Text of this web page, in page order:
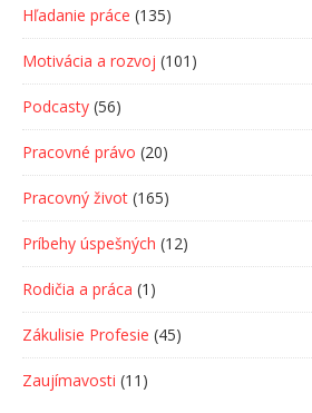
Hľadanie práce (135)
Motivácia a rozvoj (101)
Podcasty (56)
Pracovné právo (20)
Pracovný život (165)
Príbehy úspešných (12)
Rodičia a práca (1)
Zákulisie Profesie (45)
Zaujímavosti (11)